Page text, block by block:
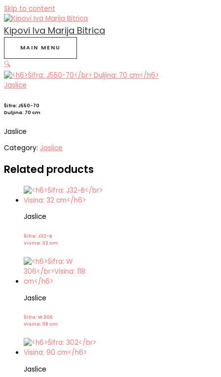
Skip to content
Kipovi Iva Marija Bitrica
MAIN MENU
🔍
Jaslice
Šifra: J550-70
Duljina: 70 cm
Jaslice
Category: Jaslice
Related products
Jaslice
Šifra: J32-B
Visina: 32 cm
Jaslice
Šifra: W 306
Visina: 118 cm
Jaslice